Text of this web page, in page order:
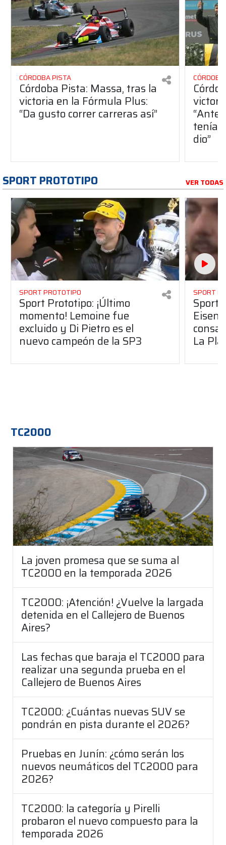
CÓRDOBA PISTA
Córdoba Pista: Massa, tras la
victoria en la Fórmula Plus:
“Da gusto correr carreras así”
dio”
SPORT PROTOTIPO VER TODAS
SPORT PROTOTIPO
Sport Prototipo: ¡Último
momento! Lemoine fue
excluido y Di Pietro es el
nuevo campeón de la SP3
SPORT
Sport
La
TC2000
La joven promesa que se suma al
TC2000 en la temporada 2026
TC2000: ¡Atención! ¿Vuelve la largada
detenida en el Callejero de Buenos
Aires?
Las fechas que baraja el TC2000 para
realizar una segunda prueba en el
Callejero de Buenos Aires
TC2000: ¿Cuántas nuevas SUV se
pondrán en pista durante el 2026?
Pruebas en Junín: ¿cómo serán los
nuevos neumáticos del TC2000 para
2026?
TC2000: la categoría y Pirelli
probaron el nuevo compuesto para la
temporada 2026